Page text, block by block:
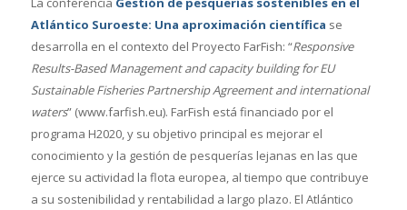
Atlántico Suroeste: Una aproximación científica se
desarrolla en el contexto del Proyecto FarFish: “Responsive
Results-Based Management and capacity building for EU
Sustainable Fisheries Partnership Agreement and international
waters” (www.farfish.eu). FarFish está financiado por el
programa H2020, y su objetivo principal es mejorar el
conocimiento y la gestión de pesquerías lejanas en las que
ejerce su actividad la flota europea, al tiempo que contribuye
a su sostenibilidad y rentabilidad a largo plazo. El Atlántico